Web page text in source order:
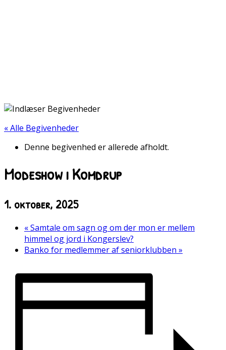
« Alle Begivenheder
Denne begivenhed er allerede afholdt.
Modeshow i Komdrup
1. oktober, 2025
«Samtale om sagn og om der mon er mellem
himmel og jord i Kongerslev?
Banko for medlemmer af seniorklubben »